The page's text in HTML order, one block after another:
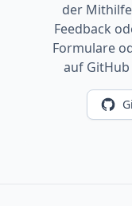
der
Feedback
Formulare
auf GitHub